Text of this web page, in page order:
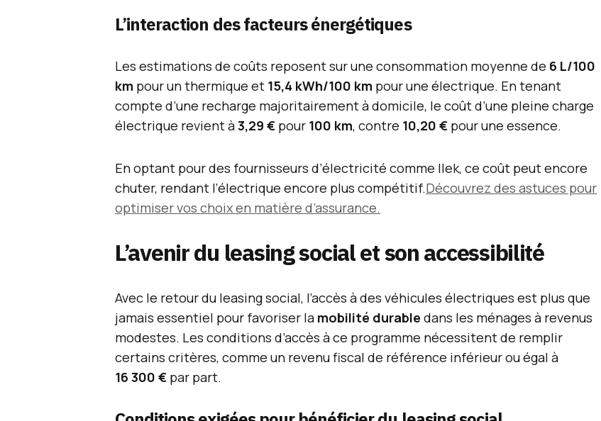
L’interaction des facteurs énergétiques
Les estimations de coûts reposent sur une consommation moyenne de 6 L/100
km pour un thermique et 15,4 kWh/100 km pour une électrique. En tenant
compte d’une recharge majoritairement à domicile, le coût d’une pleine charge
électrique revient à3,29 € pour 100 km, contre 10,20 € pour une essence.
En optant pour des fournisseurs d’électricité comme Ilek, ce coût peut encore
chuter, rendant l’électrique encore plus compétitif.Découvrez des astuces pour
optimiser vos choix en matière d’assurance.
L’avenir du leasing social et son accessibilité
Avec le retour du leasing social, l’accès à des véhicules électriques est plus que
jamais essentiel pour favoriser la mobilité durable dans les ménages à revenus
modestes. Les conditions d’accès à ce programme nécessitent de remplir
certains critères, comme un revenu fiscal de référence inférieur ou égal à
16 300 € par part.